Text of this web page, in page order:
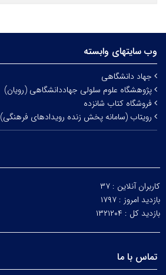
وب سایتهای وابسته
جهاد دانشگاهی
پژوهشگاه علوم سلولی جهاددانشگاهی (رویان)
فروشگاه کتاب شانزده
رویتاب (سامانه پخش زنده رویدادهای فرهنگی)
کاربران آنلاین : ۳۷
بازدید امروز : ۱۷۹۷
بازدید کل : ۱۳۲۱۲۰۴
تماس با ما